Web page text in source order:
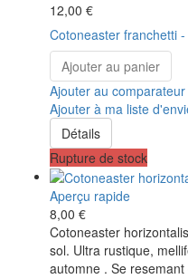
12,00 €
Cotoneaster franchetti
Ajouter au panier
Ajouter au comparateur
Ajouter à ma liste
Détails
Rupture de stock
Aperçu rapide
8,00 €
Cotoneaster
sol. Ultra rustique,
automne . Se